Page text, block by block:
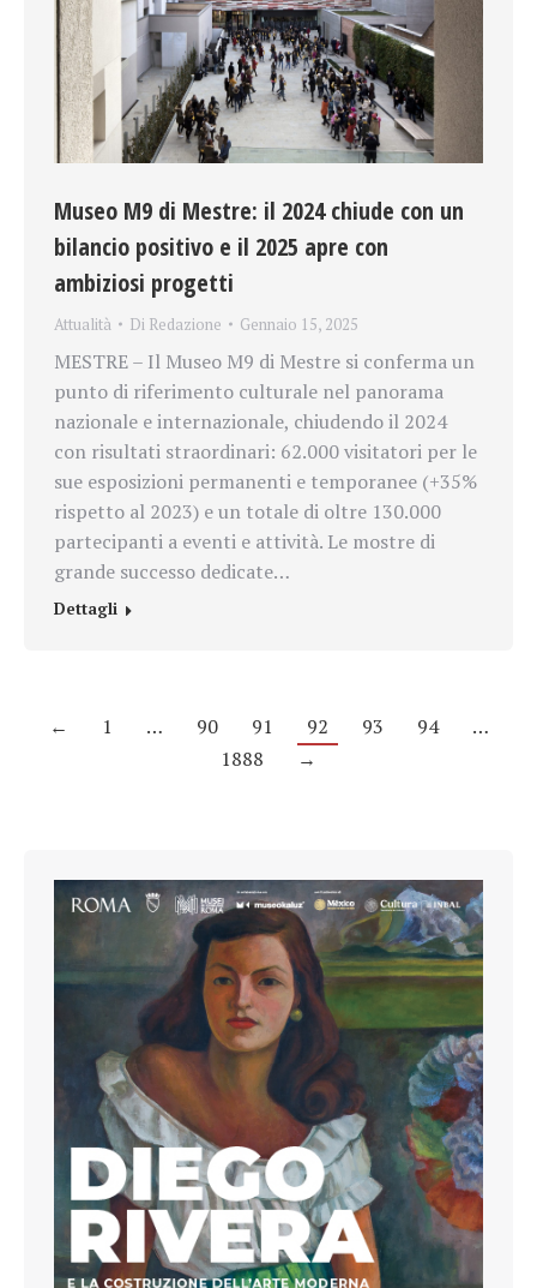
Museo M9 di Mestre: il 2024 chiude con un
bilancio positivo e il 2025 apre con
ambiziosi progetti
Attualità Di Redazione Gennaio 15, 2025
MESTRE – Il Museo M9 di Mestre si conferma un
punto di riferimento culturale nel panorama
nazionale e internazionale, chiudendo il 2024
con risultati straordinari: 62.000 visitatori per le
sue esposizioni permanenti e temporanee (+35%
rispetto al 2023) e un totale di oltre 130.000
partecipanti a eventi e attività. Le mostre di
grande successo dedicate…
Dettagli
← 1 … 90 91 92 93 94
…
1888
→